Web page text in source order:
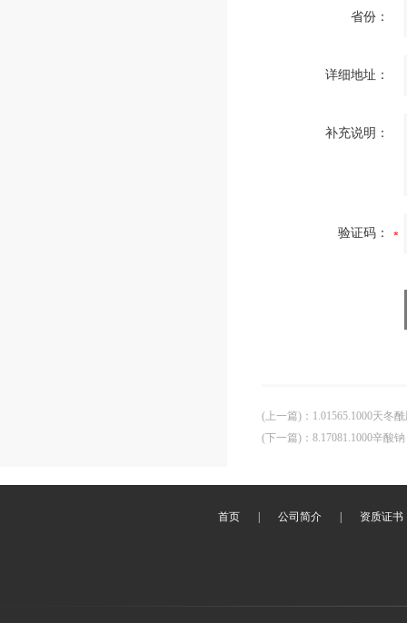
省份：
详细地址：
补充说明：
验证码：
(上一篇) ： 1.01565.1000天冬
(下一篇) ： 8.17081.1000辛酸钠
首页 公司简介 资质证书